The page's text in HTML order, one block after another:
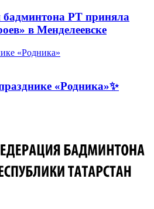
РТ приняла
в Менделеевске
«Родника»✨